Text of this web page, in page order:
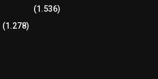
(1.536)
(1.278)